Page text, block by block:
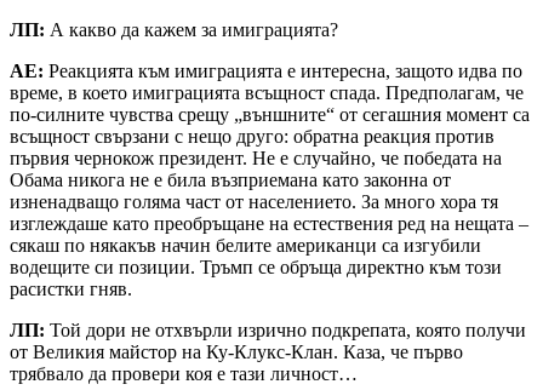
ЛП: А какво да кажем за имиграцията?
АЕ: Реакцията към имиграцията е интересна, защото идва по
време, в което имиграцията всъщност спада. Предполагам, че
по-силните чувства срещу „външните“ от сегашния момент са
всъщност свързани с нещо друго: обратна реакция против
първия чернокож президент. Не е случайно, че победата на
Обама никога не е била възприемана като законна от
изненадващо голяма част от населението. За много хора тя
изглеждаше като преобръщане на естествения ред на нещата –
сякаш по някакъв начин белите американци са изгубили
водещите си позиции. Тръмп се обръща директно към този
расистки гняв.
ЛП: Той дори не отхвърли изрично подкрепата, която получи
от Великия майстор на Ку-Клукс-Клан. Каза, че първо
трябвало да провери коя е тази личност…